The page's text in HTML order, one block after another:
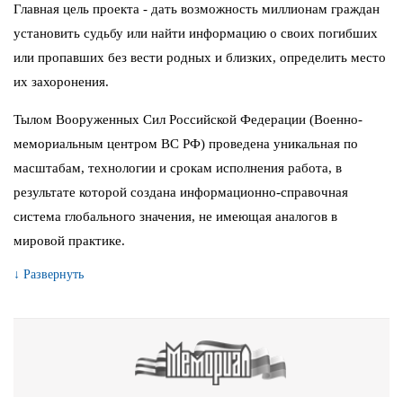
Главная цель проекта - дать возможность миллионам граждан
установить судьбу или найти информацию о своих погибших
или пропавших без вести родных и близких, определить место
их захоронения.
Тылом Вооруженных Сил Российской Федерации (Военно-
мемориальным центром ВС РФ) проведена уникальная по
масштабам, технологии и срокам исполнения работа, в
результате которой создана информационно-справочная
система глобального значения, не имеющая аналогов в
мировой практике.
↓ Развернуть